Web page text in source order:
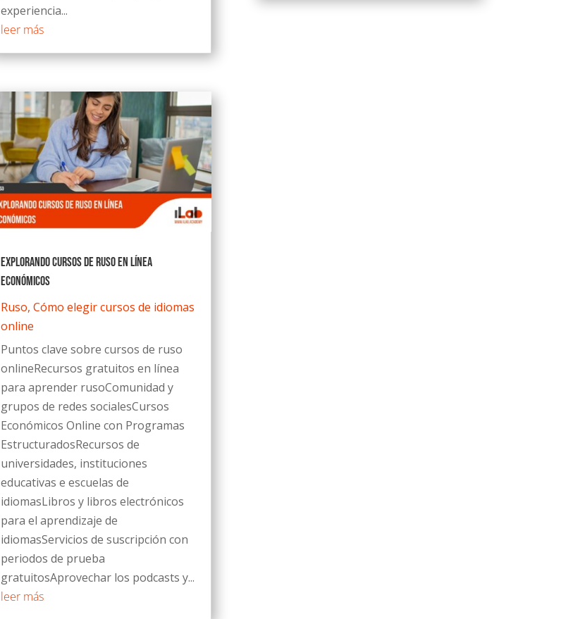
experiencia...
leer más
Explorando cursos de ruso en línea
económicos
Ruso,Cómo elegir cursos de idiomas
online
Puntos clave sobre cursos de ruso
onlineRecursos gratuitos en línea
para aprender rusoComunidad y
grupos de redes socialesCursos
Económicos Online con Programas
EstructuradosRecursos de
universidades, instituciones
educativas e escuelas de
idiomasLibros y libros electrónicos
para el aprendizaje de
idiomasServicios de suscripción con
periodos de prueba
gratuitosAprovechar los podcasts y...
leer más